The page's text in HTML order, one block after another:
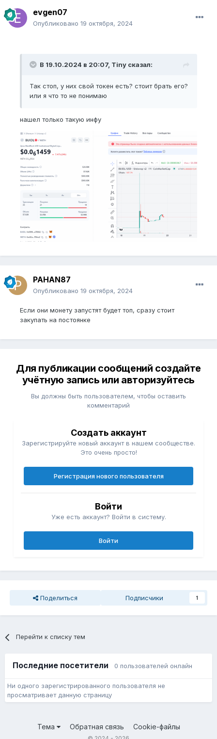
evgen07
Опубликовано 19 октября, 2024
В 19.10.2024 в 20:07, Tiny сказал:
Так стоп, у них свой токен есть? стоит брать его?
или я что то не понимаю
нашел только такую инфу
PAHAN87
Опубликовано 19 октября, 2024
Если они монету запустят будет топ, сразу стоит
закупать на постоянке
Для публикации сообщений создайте
учётную запись или авторизуйтесь
Вы должны быть пользователем, чтобы оставить
комментарий
Создать аккаунт
Зарегистрируйте новый аккаунт в нашем сообществе.
Это очень просто!
Регистрация нового пользователя
Войти
Уже есть аккаунт? Войти в систему.
Войти
Поделиться Подписчики 1
Перейти к списку тем
Последние посетители 0 пользователей онлайн
Ни одного зарегистрированного пользователя не
просматривает данную страницу
Тема Обратная связь Cookie-файлы